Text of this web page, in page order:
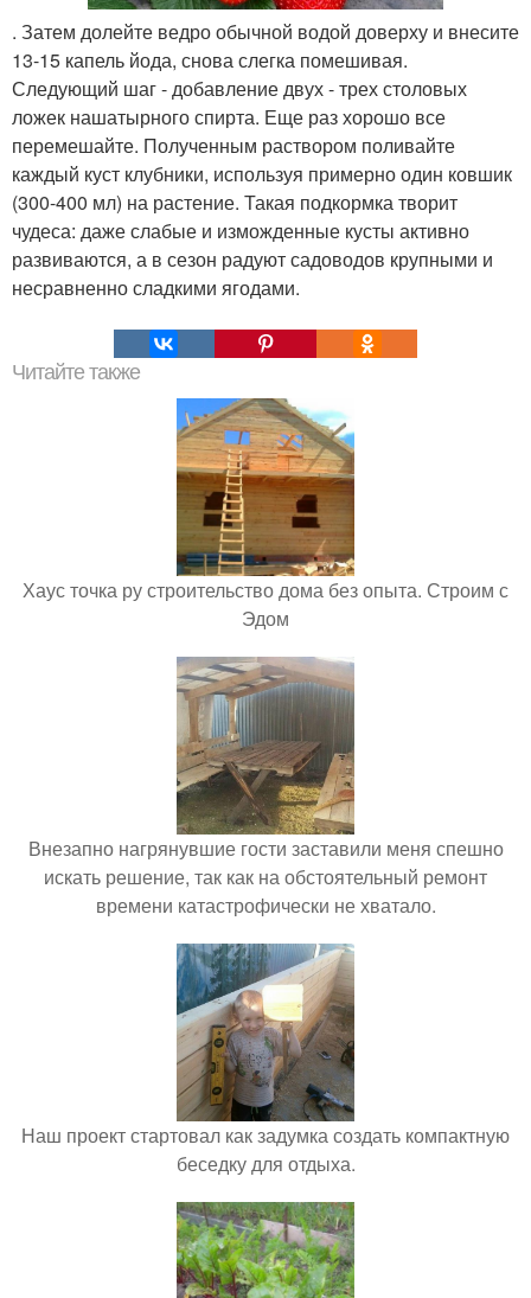
. Затем долейте ведро обычной водой доверху и внесите
13-15 капель йода, снова слегка помешивая.
Следующий шаг - добавление двух - трех столовых
ложек нашатырного спирта. Еще раз хорошо все
перемешайте. Полученным раствором поливайте
каждый куст клубники, используя примерно один ковшик
(300-400 мл) на растение. Такая подкормка творит
чудеса: даже слабые и изможденные кусты активно
развиваются, а в сезон радуют садоводов крупными и
несравненно сладкими ягодами.
Читайте также
Хаус точка ру строительство дома без опыта. Строим с
Эдом
Внезапно нагрянувшие гости заставили меня спешно
искать решение, так как на обстоятельный ремонт
времени катастрофически не хватало.
Наш проект стартовал как задумка создать компактную
беседку для отдыха.